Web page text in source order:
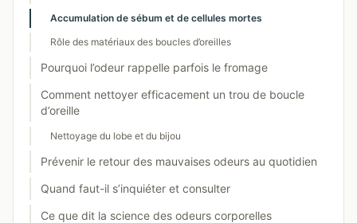
Accumulation de sébum et de cellules mortes
Rôle des matériaux des boucles d’oreilles
Pourquoi l’odeur rappelle parfois le fromage
Comment nettoyer efficacement un trou de boucle
d’oreille
Nettoyage du lobe et du bijou
Prévenir le retour des mauvaises odeurs au quotidien
Quand faut-il s’inquiéter et consulter
Ce que dit la science des odeurs corporelles